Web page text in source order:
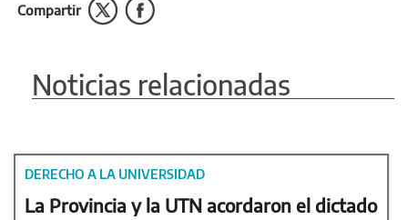
Compartir
Noticias relacionadas
DERECHO A LA UNIVERSIDAD
La Provincia y la UTN acordaron el dictado